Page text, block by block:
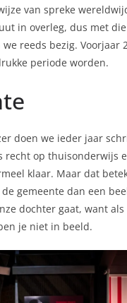
van spreke
in overleg, dus met die
reeds bezig. Voorjaar
periode worden.
doen we ieder jaar
recht op thuisonderwijs
klaar. Maar dat
gemeente dan een
dochter gaat, want als
je niet in beeld.